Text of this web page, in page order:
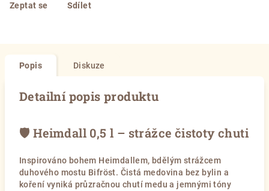
Zeptat se Sdílet
Popis Diskuze
Detailní popis produktu
🛡️ Heimdall 0,5 l – strážce čistoty chuti
Inspirováno bohem Heimdallem, bdělým strážcem
duhového mostu Bifröst. Čistá medovina bez bylin a
koření vyniká průzračnou chutí medu a jemnými tóny